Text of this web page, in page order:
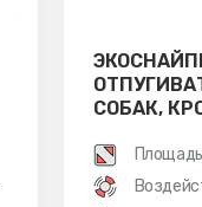
СОБАК,